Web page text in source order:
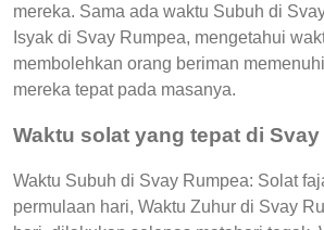
mereka. Sama ada waktu Subuh di
Isyak di Svay Rumpea, mengetahui
membolehkan orang beriman
mereka tepat pada masanya.
Waktu solat yang tepat di
Waktu Subuh di Svay Rumpea: Solat
permulaan hari, Waktu Zuhur di Svay